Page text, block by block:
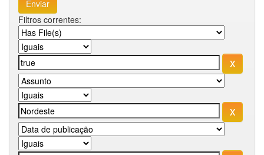
Filtros correntes: